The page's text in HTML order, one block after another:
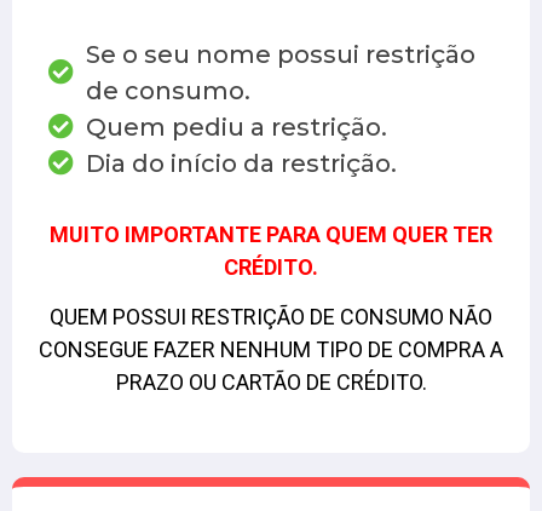
Se o seu nome possui restrição
de consumo.
Quem pediu a restrição.
Dia do início da restrição.
MUITO IMPORTANTE PARA QUEM QUER TER
CRÉDITO.
QUEM POSSUI RESTRIÇÃO DE CONSUMO NÃO
CONSEGUE FAZER NENHUM TIPO DE COMPRA A
PRAZO OU CARTÃO DE CRÉDITO.